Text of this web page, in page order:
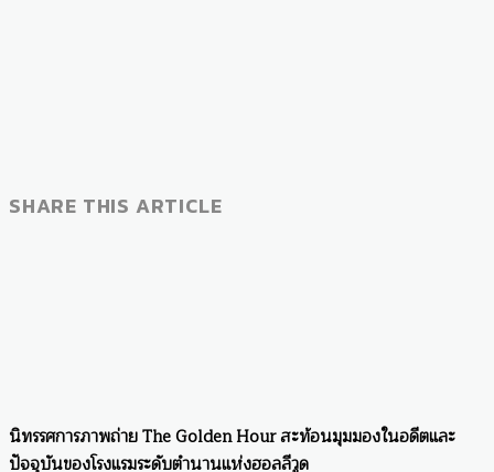
SHARE THIS ARTICLE
นิทรรศการภาพถ่าย The Golden Hour สะท้อนมุมมองในอดีตและ
ปัจจุบันของโรงแรมระดับตำนานแห่งฮอลลีวูด